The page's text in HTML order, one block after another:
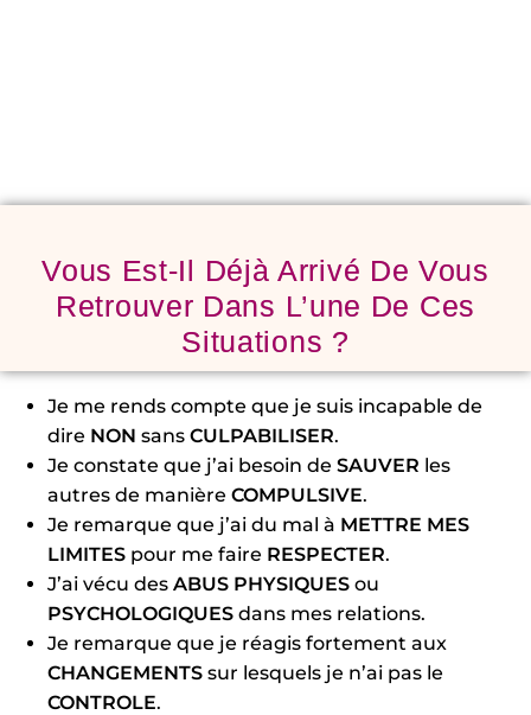
Vous Est-Il Déjà Arrivé De Vous
Retrouver Dans L’une De Ces
Situations ?
Je me rends compte que je suis incapable de
dire NON sans CULPABILISER.
Je constate que j’ai besoin de SAUVER les
autres de manière COMPULSIVE.
Je remarque que j’ai du mal à METTRE MES
LIMITES pour me faire RESPECTER.
J’ai vécu des ABUS PHYSIQUES ou
PSYCHOLOGIQUES dans mes relations.
Je remarque que je réagis fortement aux
CHANGEMENTS sur lesquels je n’ai pas le
CONTROLE.